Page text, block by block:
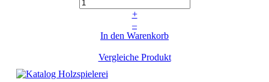
+
–
In den Warenkorb
Vergleiche Produkt